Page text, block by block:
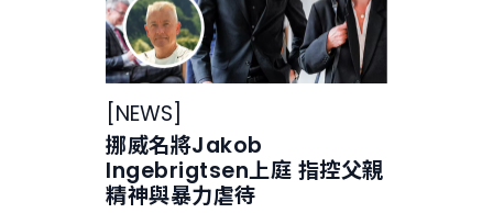
NEWS
挪威名將Jakob
Ingebrigtsen上庭 指控父親
精神與暴力虐待